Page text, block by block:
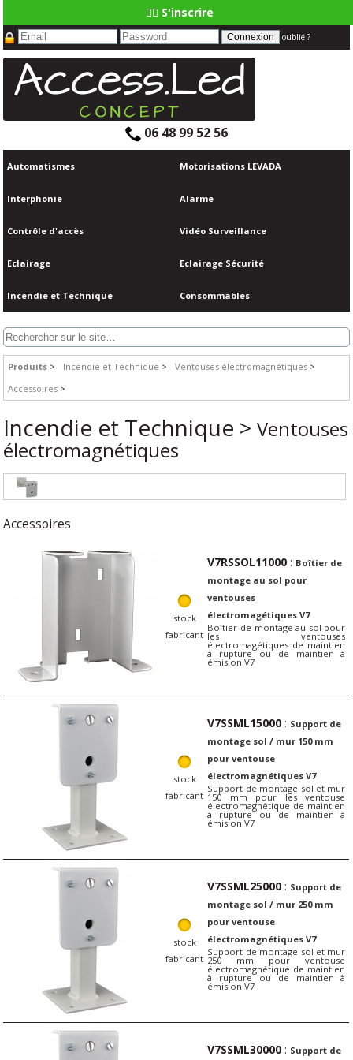
👆🏼 S'inscrire
oublié ?
06 48 99 52 56
Automatismes Motorisations LEVADA
Interphonie Alarme
Contrôle d'accès Vidéo Surveillance
Eclairage Eclairage Sécurité
Incendie et Technique Consommables
Produits Incendie et Technique
Ventouses électromagnétiques
Accessoires
Incendie et Technique >Ventouses
électromagnétiques
Accessoires
stock
fabricant
V7RSSOL11000 : Boîtier de
montage au sol pour
ventouses
électromagétiques V7
Boîtier de montage au sol pour
les ventouses
électromagétiques de maintien
à rupture ou de maintien à
émision V7
stock
fabricant
V7SSML15000 : Support de
montage sol / mur 150 mm
pour ventouse
électromagnétiques V7
Support de montage sol et mur
150 mm pour les ventouse
électromagnétique de maintien
à rupture ou de maintien à
émision V7
stock
fabricant
V7SSML25000 : Support de
montage sol / mur 250 mm
pour ventouse
électromagnétiques V7
Support de montage sol et mur
250 mm pour ventouse
électromagnétique de maintien
à rupture ou de maintien à
émision V7
V7SSML30000 : Support de